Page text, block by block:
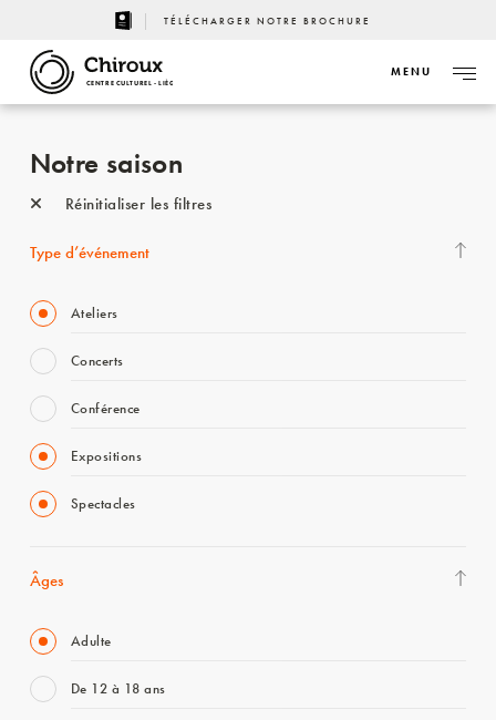
TÉLÉCHARGER NOTRE BROCHURE
CENTRE CULTUREL - LIÈGE
MENU
Notre saison
Réinitialiser les filtres
Type d’événement
Ateliers
Concerts
Conférence
Expositions
Spectacles
Âges
Adulte
De 12 à 18 ans